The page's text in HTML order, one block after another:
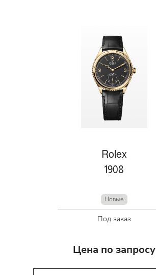
Rolex
1908
Новые
Под заказ
Цена по запросу